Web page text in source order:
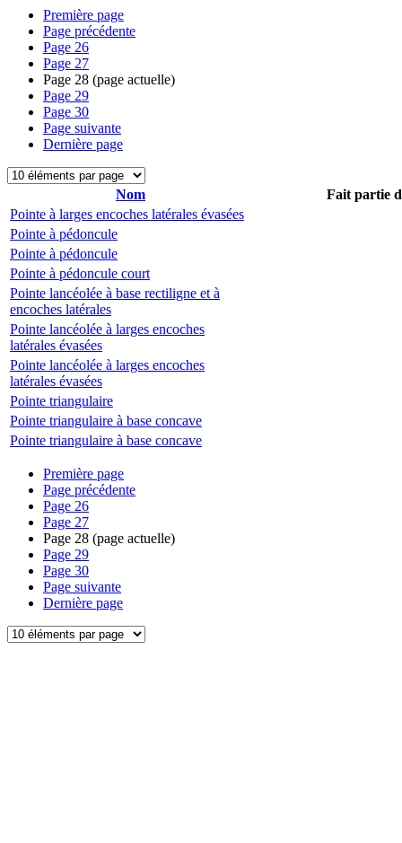
Première page
Page précédente
Page 26
Page 27
Page 28 (page actuelle)
Page 29
Page 30
Page suivante
Dernière page
Nom
Fait partie
Pointe à larges encoches latérales évasées
Pointe à pédoncule
Pointe à pédoncule
Pointe à pédoncule court
Pointe lancéolée à base rectiligne et à
encoches latérales
Pointe lancéolée à larges encoches
latérales évasées
Pointe lancéolée à larges encoches
latérales évasées
Pointe triangulaire
Pointe triangulaire à base concave
Pointe triangulaire à base concave
Première page
Page précédente
Page 26
Page 27
Page 28 (page actuelle)
Page 29
Page 30
Page suivante
Dernière page